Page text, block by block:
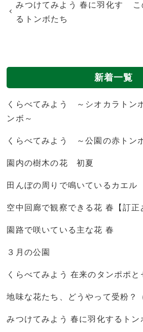
みつけてみよう 春に羽化す
るトンボたち
新着一覧
くらべてみよう ～シオカラトン
ンボ～
くらべてみよう ～公園の赤ト
園内の樹木の花 初夏
田んぼの周りで鳴いているカエル
空中回廊で観察できる花 春【訂正
園路で咲いている主な花 春
３月の公園
くらべてみよう 在来のタンポポ
地味な花たち、どうやって受粉？
みつけてみよう 春に羽化するトン